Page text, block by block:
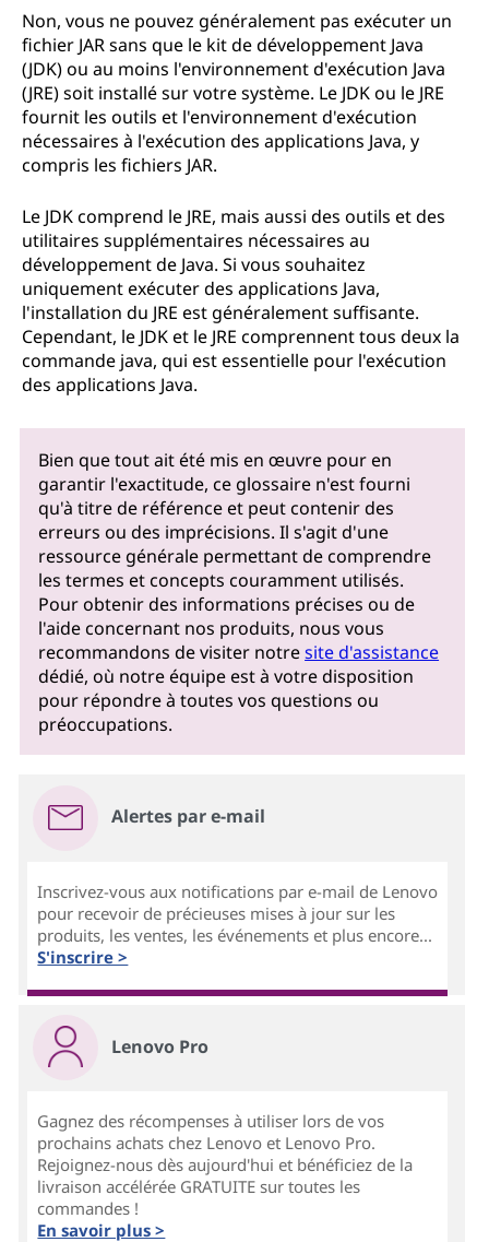
Non, vous ne pouvez généralement pas exécuter un
fichier JAR sans que le kit de développement Java
(JDK) ou au moins l'environnement d'exécution Java
(JRE) soit installé sur votre système. Le JDK ou le JRE
fournit les outils et l'environnement d'exécution
nécessaires à l'exécution des applications Java, y
compris les fichiers JAR.
Le JDK comprend le JRE, mais aussi des outils et des
utilitaires supplémentaires nécessaires au
développement de Java. Si vous souhaitez
uniquement exécuter des applications Java,
l'installation du JRE est généralement suffisante.
Cependant, le JDK et le JRE comprennent tous deux la
commande java, qui est essentielle pour l'exécution
des applications Java.
Bien que tout ait été mis en œuvre pour en
garantir l'exactitude, ce glossaire n'est fourni
qu'à titre de référence et peut contenir des
erreurs ou des imprécisions. Il s'agit d'une
ressource générale permettant de comprendre
les termes et concepts couramment utilisés.
Pour obtenir des informations précises ou de
l'aide concernant nos produits, nous vous
recommandons de visiter notresite d'assistance
dédié, où notre équipe est à votre disposition
pour répondre à toutes vos questions ou
préoccupations.
Alertes par e-mail
Inscrivez-vous aux notifications par e-mail de Lenovo
pour recevoir de précieuses mises à jour sur les
produits, les ventes, les événements et plus encore...
S'inscrire >
Lenovo Pro
Gagnez des récompenses à utiliser lors de vos
prochains achats chez Lenovo et Lenovo Pro.
Rejoignez-nous dès aujourd'hui et bénéficiez de la
livraison accélérée GRATUITE sur toutes les
commandes !
En savoir plus >